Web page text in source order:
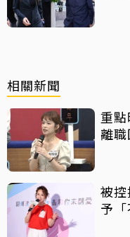
相關新聞
重點
離
被控
予「